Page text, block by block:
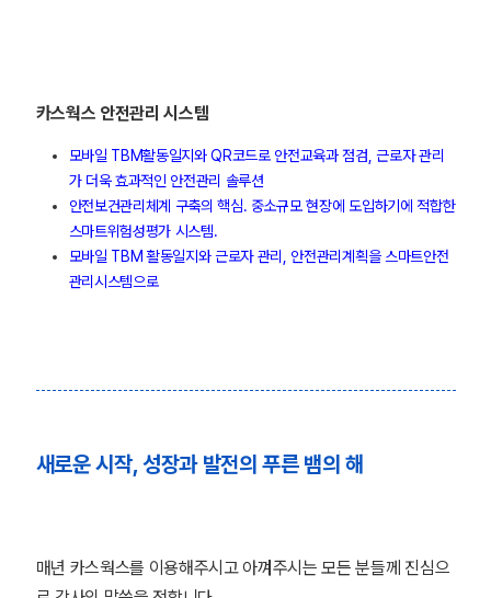
카스웍스 안전관리 시스템
모바일 TBM활동일지와 QR코드로 안전교육과 점검, 근로자 관리
가 더욱 효과적인 안전관리 솔루션
안전보건관리체계 구축의 핵심. 중소규모 현장에 도입하기에 적합한
스마트위험성평가 시스템.
모바일 TBM 활동일지와 근로자 관리, 안전관리계획을 스마트안전
관리시스템으로
새로운 시작, 성장과 발전의 푸른 뱀의 해
매년 카스웍스를 이용해주시고 아껴주시는 모든 분들께 진심으